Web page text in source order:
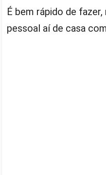
É bem rápido de
pessoal aí de casa